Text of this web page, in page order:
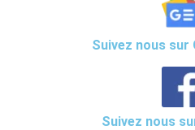
Suivez nous sur
Suivez nous